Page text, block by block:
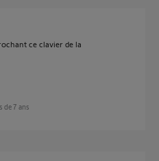
ce clavier de la
de 7 ans